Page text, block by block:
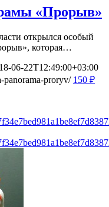
«Прорыв»
открылся особый
которая…
06-22T12:49:00+03:00
panorama-proryv/ 150 ₽